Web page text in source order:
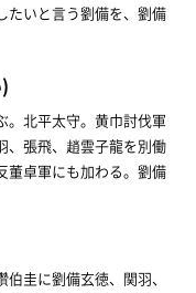
たいと言う劉備を、劉備
。北平太守。黄巾討伐軍
、張飛、趙雲子龍を別働
董卓軍にも加わる。劉備
圭に劉備玄徳、関羽、